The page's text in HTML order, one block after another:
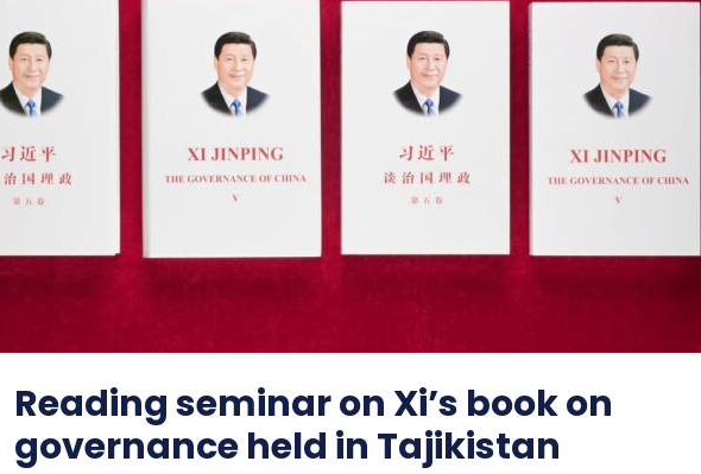
Reading seminar on Xi’s book on
governance held in Tajikistan